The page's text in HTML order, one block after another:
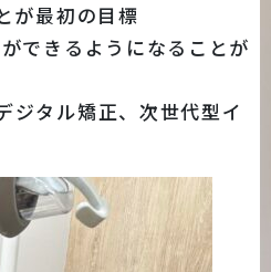
が最初の目標
できるようになることが
ジタル矯正、次世代型イ